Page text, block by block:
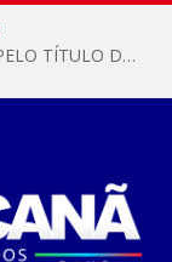
MARACANÃ SAI NA FRENTE NA DISPUTA PELO TÍTULO DA COPA PARÁ SUB-17!